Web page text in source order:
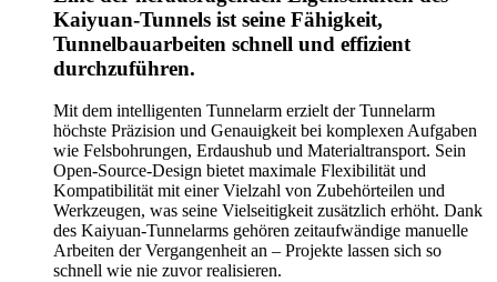
Kaiyuan-Tunnels ist seine Fähigkeit,
Tunnelbauarbeiten schnell und effizient
durchzuführen.
Mit dem intelligenten Tunnelarm erzielt der Tunnelarm
höchste Präzision und Genauigkeit bei komplexen Aufgaben
wie Felsbohrungen, Erdaushub und Materialtransport. Sein
Open-Source-Design bietet maximale Flexibilität und
Kompatibilität mit einer Vielzahl von Zubehörteilen und
Werkzeugen, was seine Vielseitigkeit zusätzlich erhöht. Dank
des Kaiyuan-Tunnelarms gehören zeitaufwändige manuelle
Arbeiten der Vergangenheit an – Projekte lassen sich so
schnell wie nie zuvor realisieren.